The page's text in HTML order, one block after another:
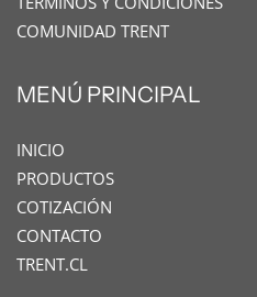
COMUNIDAD TRENT
MENÚ PRINCIPAL
INICIO
PRODUCTOS
COTIZACIÓN
CONTACTO
TRENT.CL